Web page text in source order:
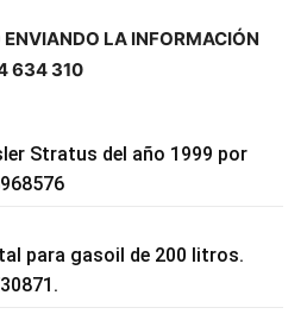
LA INFORMACIÓN
634 310
Stratus del año 1999 por
para gasoil de 200 litros.